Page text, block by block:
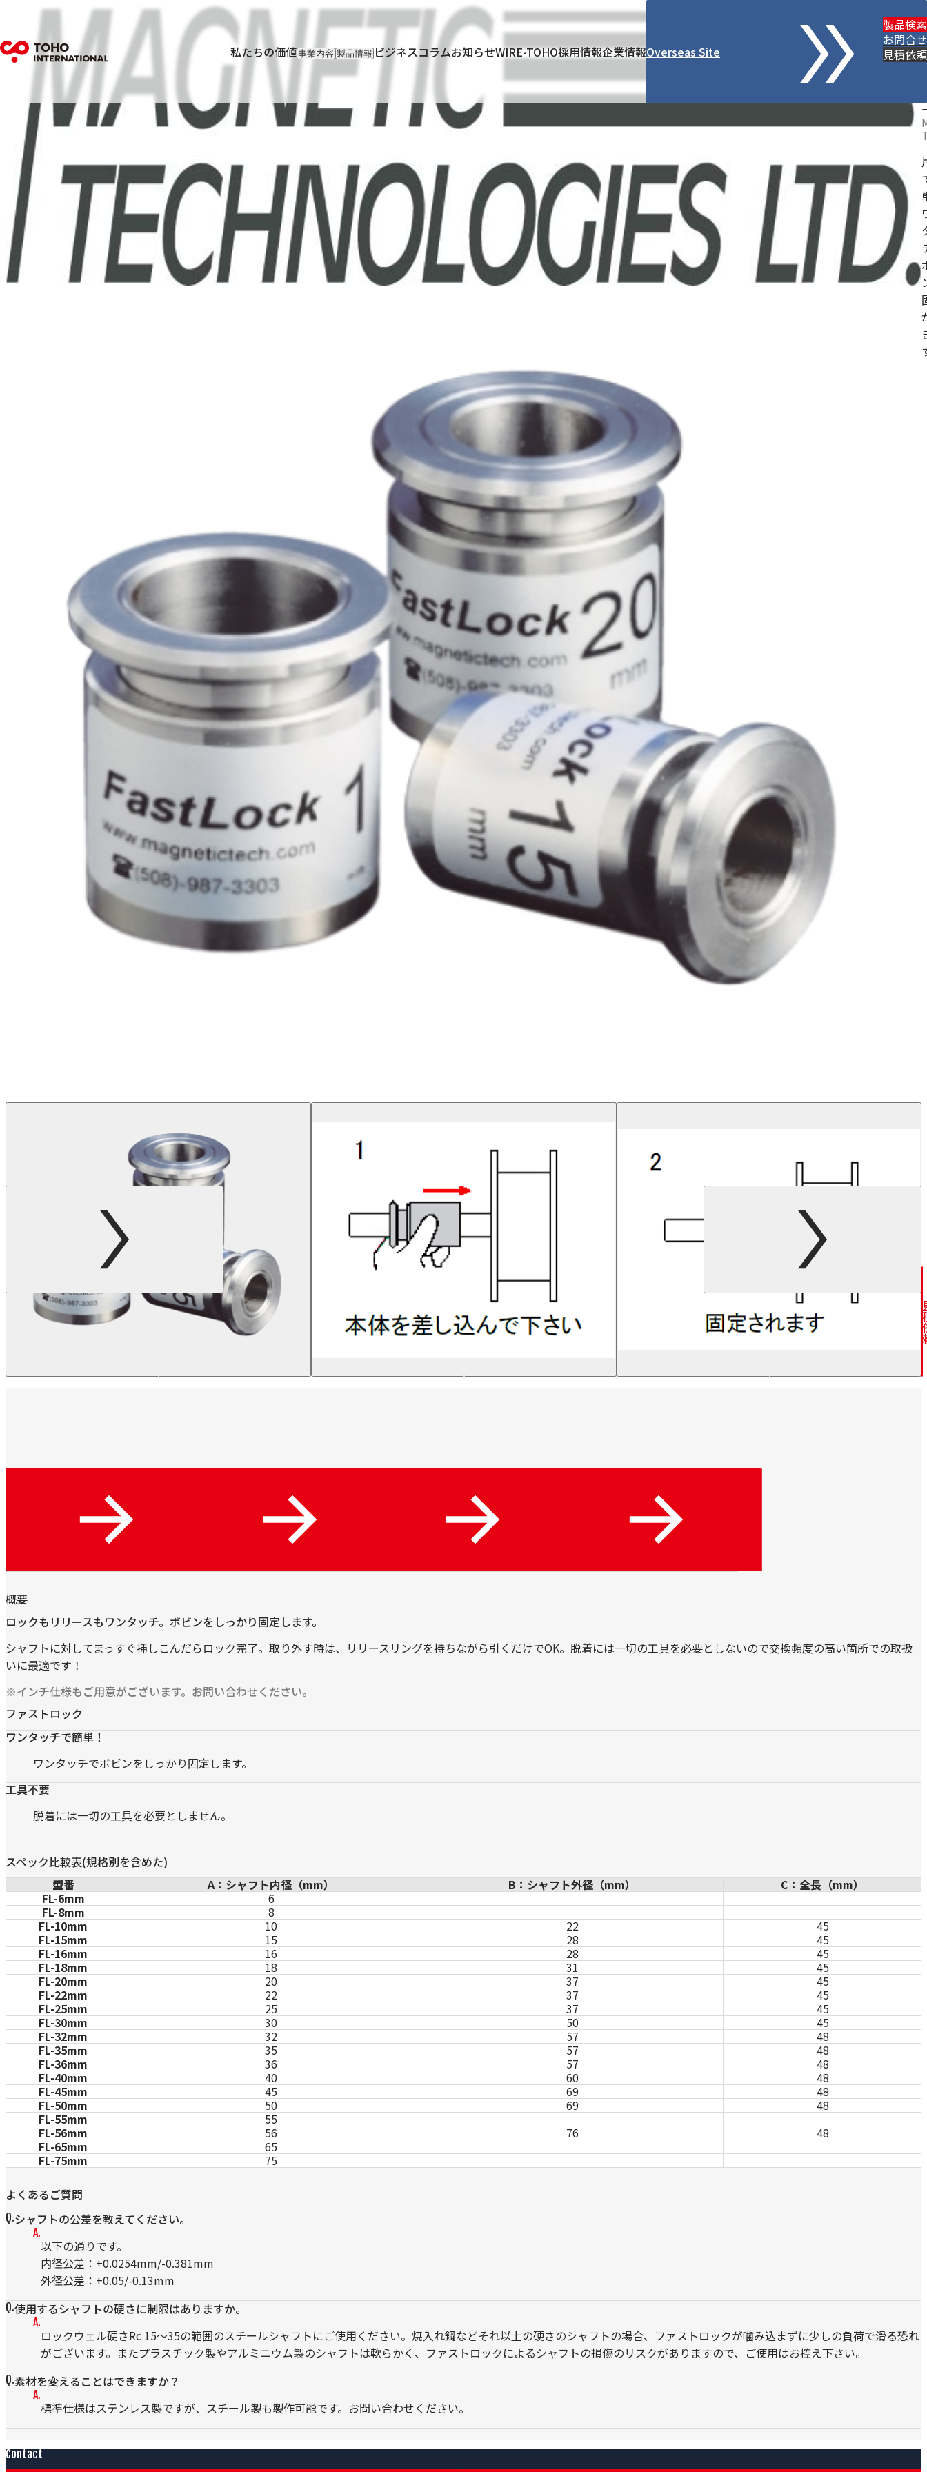
私たちの価値事業内容
輸出事業
IoT開発事業
製品情報
KETTEi
ビジネスコラムお知らせWIRE-TOHO採用情報企業情報Overseas Site
製品検索
お問合せ
見積依頼
表
概要
ロックもリリースもワンタッチ。ボビンをしっかり固定します。
シャフトに対してまっすぐ挿しこんだらロック完了。取り外す時は、リリースリングを持ちながら引くだけでOK。脱着には一切の工具を必要としないので交換頻度の高い箇所での取扱
いに最適です！
※インチ仕様もご用意がございます。お問い合わせください。
ファストロック
ワンタッチで簡単！
ワンタッチでボビンをしっかり固定します。
工具不要
脱着には一切の工具を必要としません。
スペック比較表(規格別を含めた)
型番
A：シャフト内径（mm） B：シャフト外径（mm）
C：全長（mm）
FL-6mm
6
FL-8mm
8
FL-10mm
10 22
45
FL-15mm
15 28
45
FL-16mm
16 28
45
FL-18mm
18 31
45
FL-20mm
20 37
45
FL-22mm
22 37
45
FL-25mm
25 37
45
FL-30mm
30 50
45
FL-32mm
32 57
48
FL-35mm
35 57
48
FL-36mm
36 57
48
FL-40mm
40 60
48
FL-45mm
45 69
48
FL-50mm
50 69
48
FL-55mm
55
FL-56mm
56 76
48
FL-65mm
65
FL-75mm
75
よくあるご質問
シャフトの公差を教えてください。
以下の通りです。
内径公差：+0.0254mm/-0.381mm
外径公差：+0.05/-0.13mm
使用するシャフトの硬さに制限はありますか。
ロックウェル硬さRc 15～35の範囲のスチールシャフトにご使用ください。焼入れ鋼などそれ以上の硬さのシャフトの場合、ファストロックが噛み込まずに少しの負荷で滑る恐れ
がございます。またプラスチック製やアルミニウム製のシャフトは軟らかく、ファストロックによるシャフトの損傷のリスクがありますので、ご使用はお控え下さい。
素材を変えることはできますか？
標準仕様はステンレス製ですが、スチール製も製作可能です。お問い合わせください。
Contact